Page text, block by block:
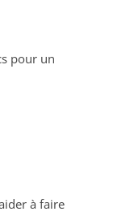
pour un
à faire